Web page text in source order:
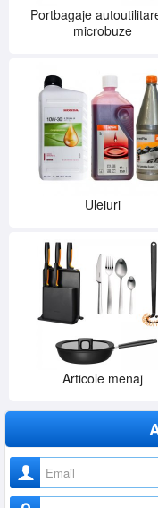
Portbagaje
microbuze
Uleiuri
Articole menaj
Nume utilizator